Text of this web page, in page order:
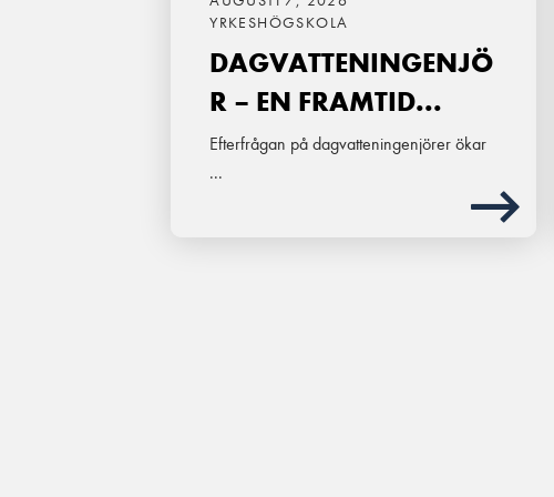
YRKESHÖGSKOLA
DAGVATTENINGENJÖ
R – EN FRAMTID...
Efterfrågan på dagvatteningenjörer ökar
...